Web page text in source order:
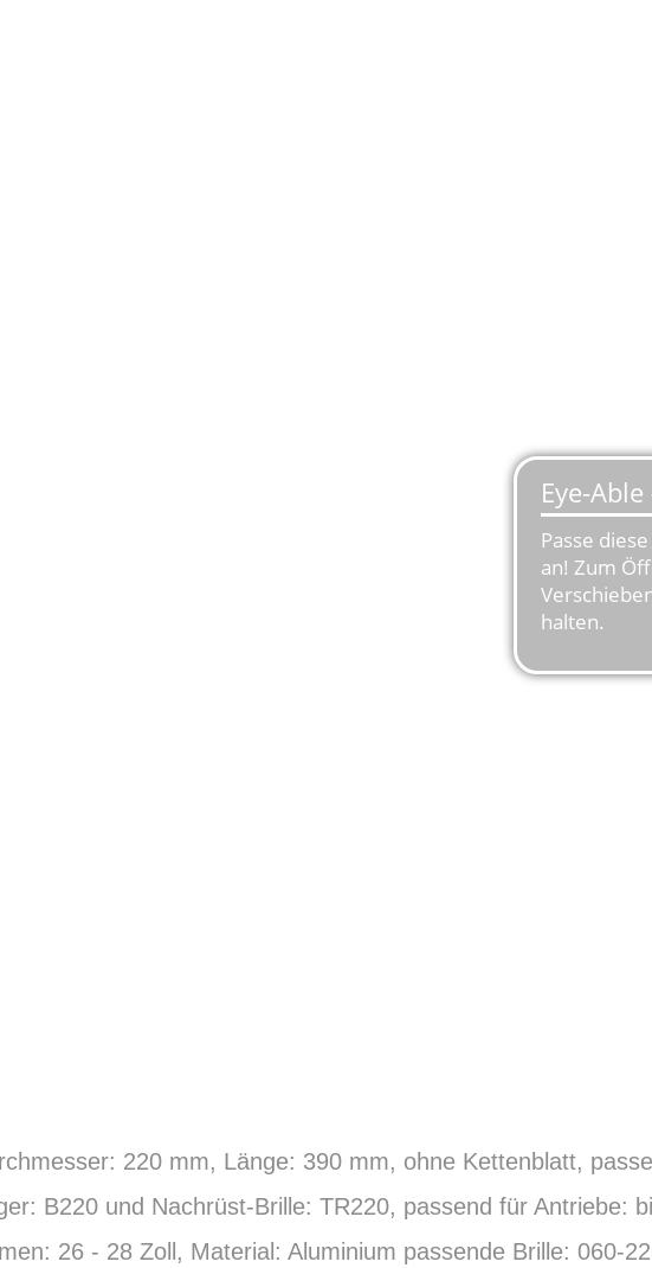
220 mm, Länge: 390 mm, ohne Kettenblatt,
B220 und Nachrüst-Brille: TR220, passend für Antriebe:
26 - 28 Zoll, Material: Aluminium passende Brille: 060-